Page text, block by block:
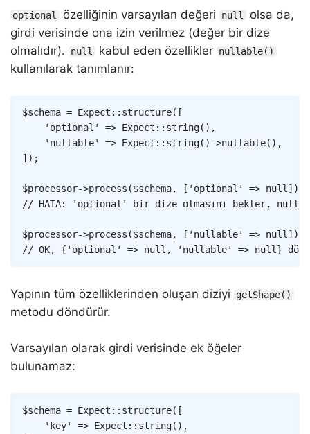
optional özelliğinin varsayılan değeri null
olsa da,
girdi verisinde ona izin verilmez (değer bir dize
olmalıdır).
null kabul eden özellikler nullable()
kullanılarak tanımlanır:
$schema = Expect :: structure( [
'optional'
=> Expect :: string( ) ,
'nullable'
=> Expect :: string( ) ->nullable( ) ,
] ) ;
$processor->process ($schema, [ 'optional' => null] )
// HATA: 'optional' bir dize olmasını bekler, null
$processor->process ($schema, [ 'nullable' => null] )
// OK, {'optional' => null, 'nullable' => null}
Yapının tüm özelliklerinden oluşan diziyi getShape()
metodu döndürür.
Varsayılan olarak girdi verisinde ek öğeler
bulunamaz:
$schema = Expect :: structure( [
'key'
=> Expect :: string( ) ,